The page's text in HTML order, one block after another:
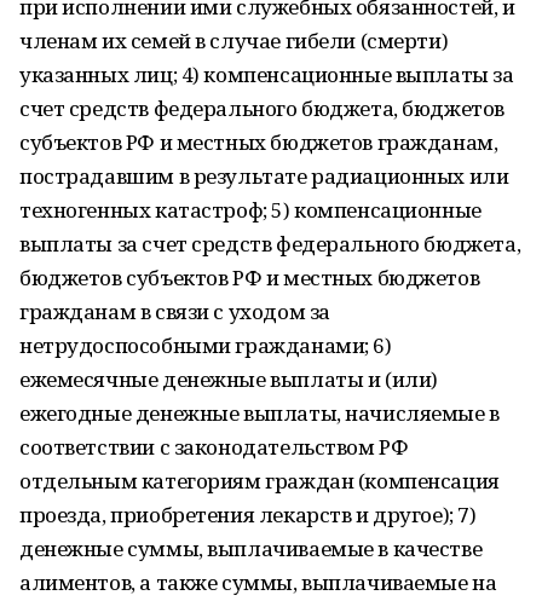
при исполнении ими служебных обязанностей, и
членам их семей в случае гибели (смерти)
указанных лиц; 4) компенсационные выплаты за
счет средств федерального бюджета, бюджетов
субъектов РФ и местных бюджетов гражданам,
пострадавшим в результате радиационных или
техногенных катастроф; 5) компенсационные
выплаты за счет средств федерального бюджета,
бюджетов субъектов РФ и местных бюджетов
гражданам в связи с уходом за
нетрудоспособными гражданами; 6)
ежемесячные денежные выплаты и (или)
ежегодные денежные выплаты, начисляемые в
соответствии с законодательством РФ
отдельным категориям граждан (компенсация
проезда, приобретения лекарств и другое); 7)
денежные суммы, выплачиваемые в качестве
алиментов, а также суммы, выплачиваемые на